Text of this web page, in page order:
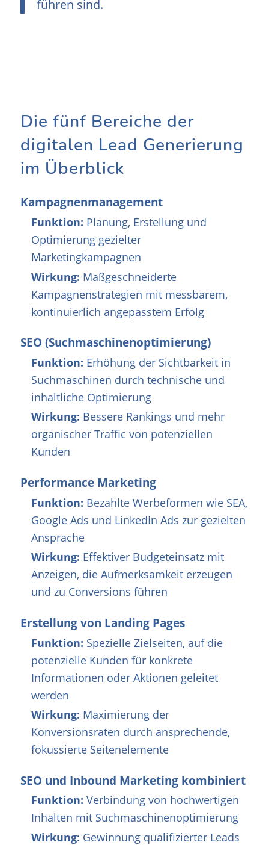
führen sind.
Die fünf Bereiche der
digitalen Lead Generierung
im Überblick
Kampagnenmanagement
Funktion: Planung, Erstellung und
Optimierung gezielter
Marketingkampagnen
Wirkung: Maßgeschneiderte
Kampagnenstrategien mit messbarem,
kontinuierlich angepasstem Erfolg
SEO (Suchmaschinenoptimierung)
Funktion: Erhöhung der Sichtbarkeit in
Suchmaschinen durch technische und
inhaltliche Optimierung
Wirkung: Bessere Rankings und mehr
organischer Traffic von potenziellen
Kunden
Performance Marketing
Funktion: Bezahlte Werbeformen wie SEA,
Google Ads und LinkedIn Ads zur gezielten
Ansprache
Wirkung: Effektiver Budgeteinsatz mit
Anzeigen, die Aufmerksamkeit erzeugen
und zu Conversions führen
Erstellung von Landing Pages
Funktion: Spezielle Zielseiten, auf die
potenzielle Kunden für konkrete
Informationen oder Aktionen geleitet
werden
Wirkung: Maximierung der
Konversionsraten durch ansprechende,
fokussierte Seitenelemente
SEO und Inbound Marketing kombiniert
Funktion: Verbindung von hochwertigen
Inhalten mit Suchmaschinenoptimierung
Wirkung: Gewinnung qualifizierter Leads